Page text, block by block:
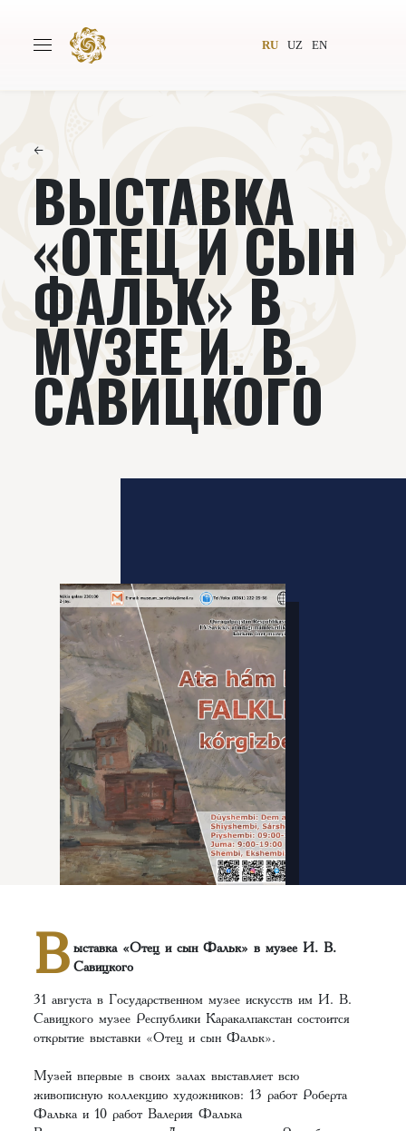
RU UZ EN
Авторы Всемирное общество
Издательство
Проекты Подкасты
Видеолекторий
←
ВЫСТАВКА
«ОТЕЦ И СЫН
ФАЛЬК» В
МУЗЕЕ И. В.
САВИЦКОГО
В ыставка «Отец и сын Фальк» в музее И. В.
Савицкого
31 августа в Государственном музее искусств им И. В.
Савицкого музее Республики Каракалпакстан состоится
открытие выставки «Отец и сын Фальк».
Музей впервые в своих залах выставляет всю
живописную коллекцию художников: 13 работ Роберта
Фалька и 10 работ Валерия Фалька